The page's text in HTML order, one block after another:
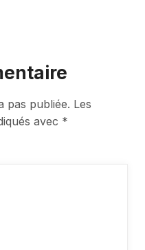
pas publiée. Les
avec *